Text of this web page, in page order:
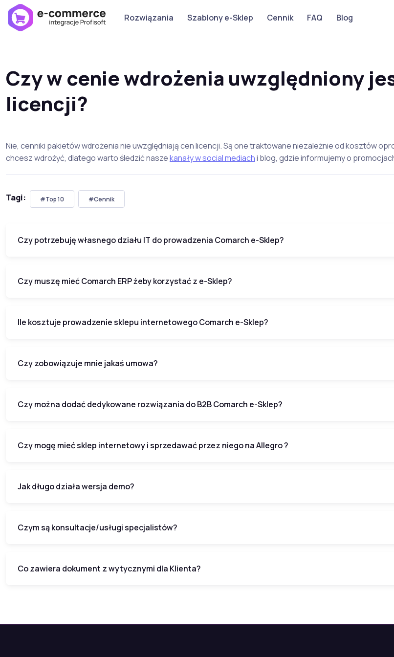
Rozwiązania Szablony e-Sklep Cennik FAQ Blog
Czy w cenie wdrożenia uwzględniony
licencji?
Nie, cenniki pakietów wdrożenia nie uwzględniają cen licencji. Są one traktowane niezależnie od kosztów
chcesz wdrożyć, dlatego warto śledzić naszekanały w social mediachi blog, gdzie informujemy o
Tagi: #Top 10 #Cennik
Czy potrzebuję własnego działu IT do prowadzenia Comarch e-Sklep?
Czy muszę mieć Comarch ERP żeby korzystać z e-Sklep?
Ile kosztuje prowadzenie sklepu internetowego Comarch e-Sklep?
Czy zobowiązuje mnie jakaś umowa?
Czy można dodać dedykowane rozwiązania do B2B Comarch e-Sklep?
Czy mogę mieć sklep internetowy i sprzedawać przez niego na Allegro ?
Jak długo działa wersja demo?
Czym są konsultacje/usługi specjalistów?
Co zawiera dokument z wytycznymi dla Klienta?